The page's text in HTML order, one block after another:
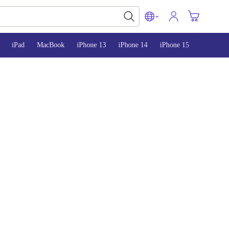
iPad MacBook iPhone 13 iPhone 14 iPhone 15